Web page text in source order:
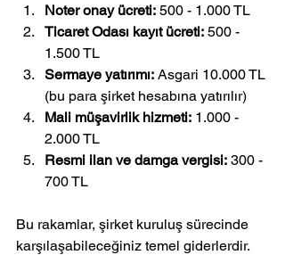
Noter onay ücreti: 500 - 1.000 TL
Ticaret Odası kayıt ücreti: 500 -
1.500 TL
Sermaye yatırımı: Asgari 10.000 TL
(bu para şirket hesabına yatırılır)
Mali müşavirlik hizmeti: 1.000 -
2.000 TL
Resmi ilan ve damga vergisi: 300 -
700 TL
Bu rakamlar, şirket kuruluş sürecinde
karşılaşabileceğiniz temel giderlerdir.